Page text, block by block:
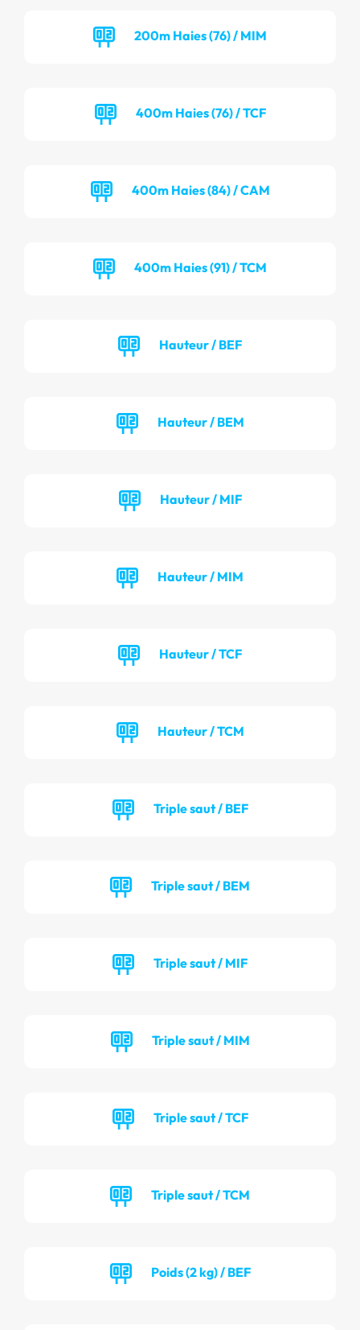
200m Haies (76) / MIM
400m Haies (76) / TCF
400m Haies (84) / CAM
400m Haies (91) / TCM
Hauteur / BEF
Hauteur / BEM
Hauteur / MIF
Hauteur / MIM
Hauteur / TCF
Hauteur / TCM
Triple saut / BEF
Triple saut / BEM
Triple saut / MIF
Triple saut / MIM
Triple saut / TCF
Triple saut / TCM
Poids (2 kg) / BEF